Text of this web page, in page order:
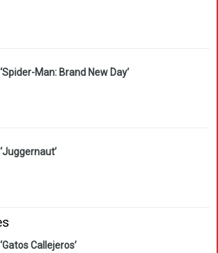
Man: Brand New Day’
Callejeros’